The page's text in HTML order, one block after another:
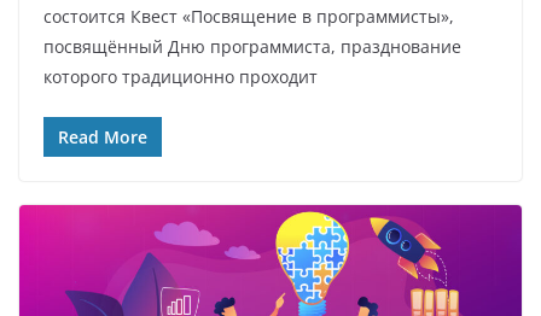
состоится Квест «Посвящение в программисты»,
посвящённый Дню программиста, празднование
которого традиционно проходит
Read More